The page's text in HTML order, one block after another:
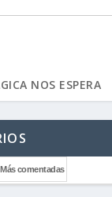
NOS ESPERA
Más comentadas